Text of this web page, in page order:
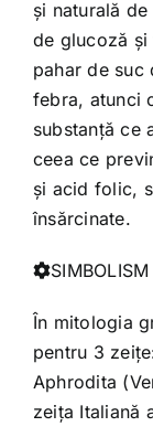
şi naturală
de glucoză
pahar de suc
febra, atunci
substanţă ce
ceea ce
şi acid folic,
însărcinate.
SIMBOLISM
În mitologia
pentru 3
Aphrodita
zeiţa Italiană